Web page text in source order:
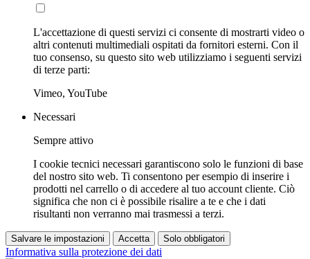
L'accettazione di questi servizi ci consente di mostrarti video o
altri contenuti multimediali ospitati da fornitori esterni. Con il
tuo consenso, su questo sito web utilizziamo i seguenti servizi
di terze parti:
Vimeo, YouTube
Necessari
Sempre attivo
I cookie tecnici necessari garantiscono solo le funzioni di base
del nostro sito web. Ti consentono per esempio di inserire i
prodotti nel carrello o di accedere al tuo account cliente. Ciò
significa che non ci è possibile risalire a te e che i dati
risultanti non verranno mai trasmessi a terzi.
Salvare le impostazioni Accetta Solo obbligatori
Informativa sulla protezione dei dati